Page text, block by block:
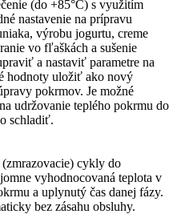
(do +85°C) s využitím
nastavenie na prípravu
výrobu jogurtu, creme
vo fľaškách a sušenie
a nastaviť parametre na
hodnoty uložiť ako nový
pokrmov. Je možné
udržovanie teplého pokrmu do
schladiť.
cykly do
vyhodnocovaná teplota v
a uplynutý čas danej fázy.
bez zásahu obsluhy.